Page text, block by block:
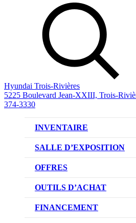
Hyundai Trois-Rivières
5225 Boulevard Jean-XXIII, Trois-
374-3330
INVENTAIRE
VÉHICULES NEUFS
VÉHICULES
SALLE D’EXPOSITION
OFFRES
OFFRE DE VÉHICULES
OFFRES DU
OUTILS D’ACHAT
CL!QUEZ ET ACHETEZ
FINANCEMENT